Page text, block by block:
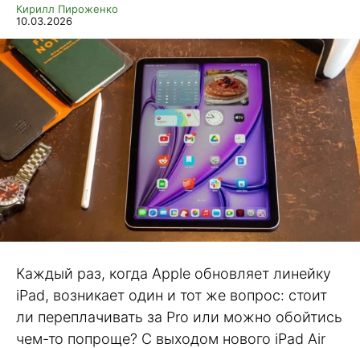
Кирилл Пироженко
10.03.2026
Каждый раз, когда Apple обновляет линейку
iPad, возникает один и тот же вопрос: стоит
ли переплачивать за Pro или можно обойтись
чем-то попроще? С выходом нового iPad Air